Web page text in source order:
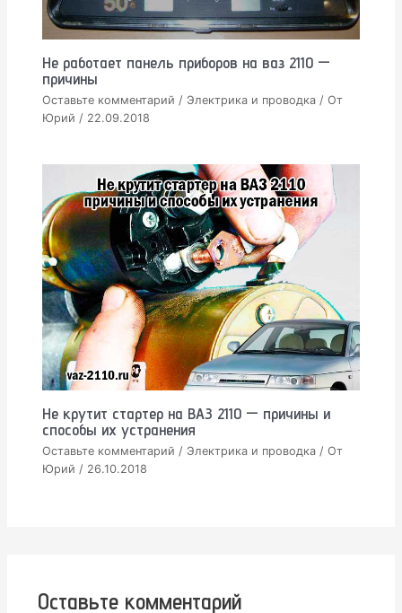
Не работает панель приборов на ваз 2110 —
причины
Оставьте комментарий / Электрика и проводка / От
Юрий/ 22.09.2018
Не крутит стартер на ВАЗ 2110 — причины и
способы их устранения
Оставьте комментарий / Электрика и проводка / От
Юрий/ 26.10.2018
Оставьте комментарий